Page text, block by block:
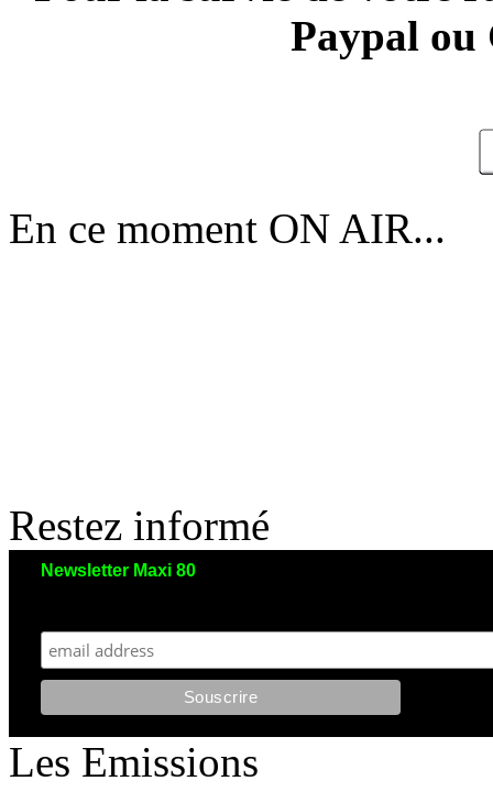
Paypal ou
En ce moment ON AIR...
Restez informé
Newsletter Maxi 80
Les Emissions